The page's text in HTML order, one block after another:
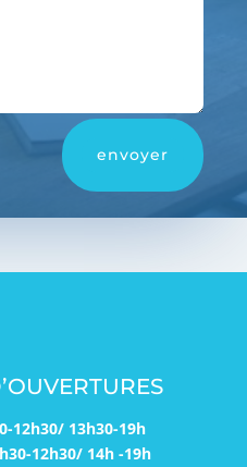
envoyer
12h30/ 13h30-19h
12h30/ 14h -19h